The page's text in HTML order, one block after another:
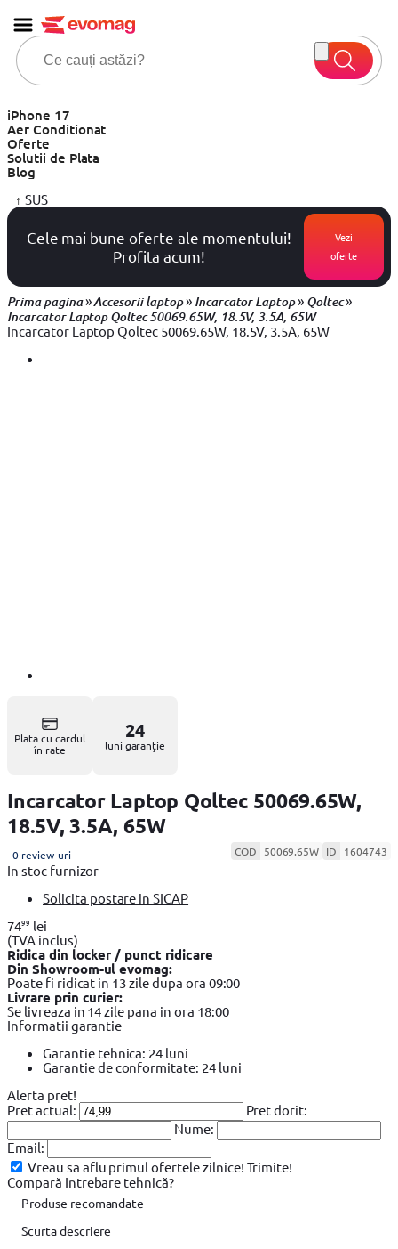
iPhone 17
Aer Conditionat
Oferte
Solutii de Plata
Blog
↑ SUS
Cele mai bune oferte ale momentului!
Profita acum!
Vezi
oferte
Prima pagina»Accesorii laptop» Incarcator Laptop» Qoltec»
Incarcator Laptop Qoltec 50069.65W, 18.5V, 3.5A, 65W
Incarcator Laptop Qoltec 50069.65W, 18.5V, 3.5A, 65W
Plata cu cardul
în rate
24
luni garanție
Incarcator Laptop Qoltec 50069.65W,
18.5V, 3.5A, 65W
0 review-uri COD 50069.65W ID 1604743
In stoc furnizor
Solicita postare in SICAP
7499 lei
(TVA inclus)
Ridica din locker / punct ridicare
Din Showroom-ul evomag:
Poate fi ridicat in 13 zile dupa ora 09:00
Livrare prin curier:
Se livreaza in 14 zile pana in ora 18:00
Informatii garantie
Garantie tehnica: 24 luni
Garantie de conformitate: 24 luni
Alerta pret!
Pret actual:
Pret dorit:
Nume:
Email:
Vreau sa aflu primul ofertele zilnice! Trimite!
Compară Intrebare tehnică?
Produse recomandate
Scurta descriere